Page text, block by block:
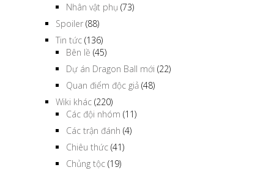
Nhân vật phụ (73)
Spoiler (88)
Tin tức (136)
Bên lề (45)
Dự án Dragon Ball mới (22)
Quan điểm độc giả (48)
Wiki khác (220)
Các đội nhóm (11)
Các trận đánh (4)
Chiêu thức (41)
Chủng tộc (19)